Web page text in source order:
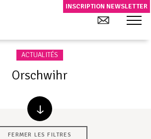
INSCRIPTION NEWSLETTER
ACTUALITÉS
Orschwihr
FERMER LES FILTRES